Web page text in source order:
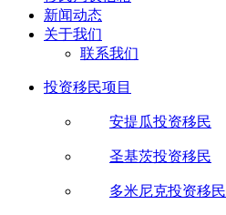
新闻动态
关于我们
联系我们
投资移民项目
安提瓜投资移民
圣基茨投资移民
多米尼克投资移民